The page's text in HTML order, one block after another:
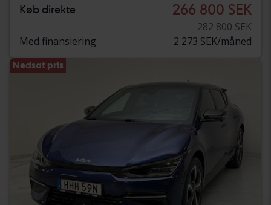
Køb direkte 266 800 SEK
282 800 SEK
Med finansiering
2 273 SEK/måned
Nedsat pris